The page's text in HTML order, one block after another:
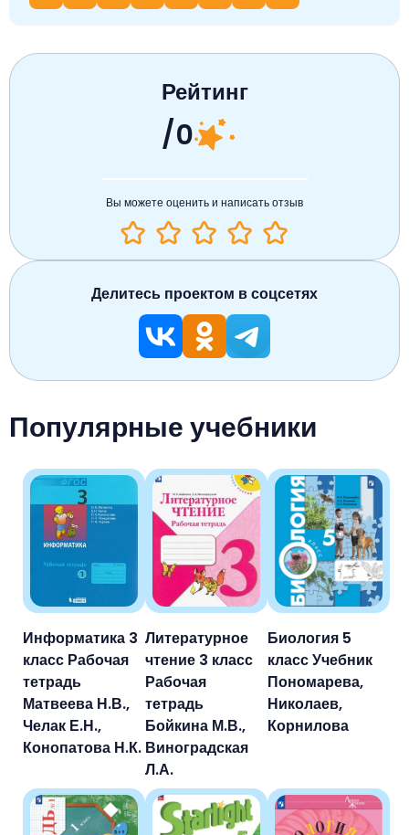
Популярные учебники
Информатика 3
класс Рабочая
тетрадь
Матвеева Н.В.,
Челак Е.Н.,
Конопатова Н.К.
Литературное
чтение 3 класс
Рабочая
тетрадь
Бойкина М.В.,
Виноградская
Л.А.
Биология 5
класс Учебник
Пономарева,
Николаев,
Корнилова
Рейтинг
/0
Вы можете оценить и написать отзыв
Делитесь проектом в соцсетях